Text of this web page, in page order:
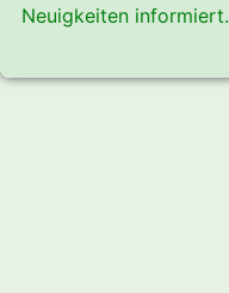
Neuigkeiten informiert.